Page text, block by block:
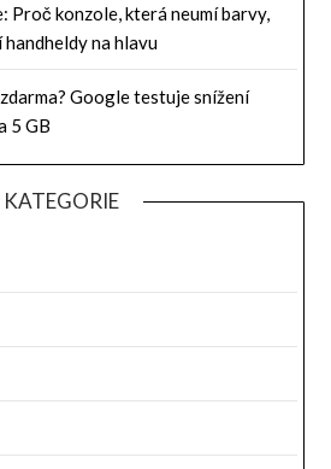
Proč konzole, která neumí barvy,
na hlavu
Google testuje snížení
5 GB
KATEGORIE